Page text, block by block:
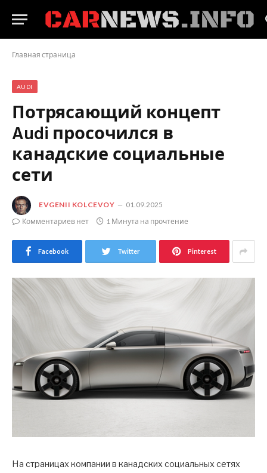
Главная страница
AUDI
Потрясающий концепт
Audi просочился в
канадские социальные
сети
EVGENII KOLCEVOY
01.09.2025
Комментариев нет
1 Минута на прочтение
Facebook Twitter Pinterest
На страницах компании в канадских социальных сетях